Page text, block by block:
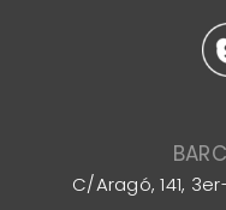
C/Aragó, 141,